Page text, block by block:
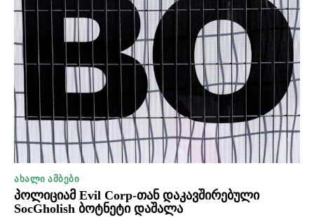
ᲐᲮᲐᲚᲘ ᲐᲛᲑᲔᲑᲘ
პოლიციამ Evil Corp-თან დაკავშირებული
SocGholish ბოტნეტი დაშალა